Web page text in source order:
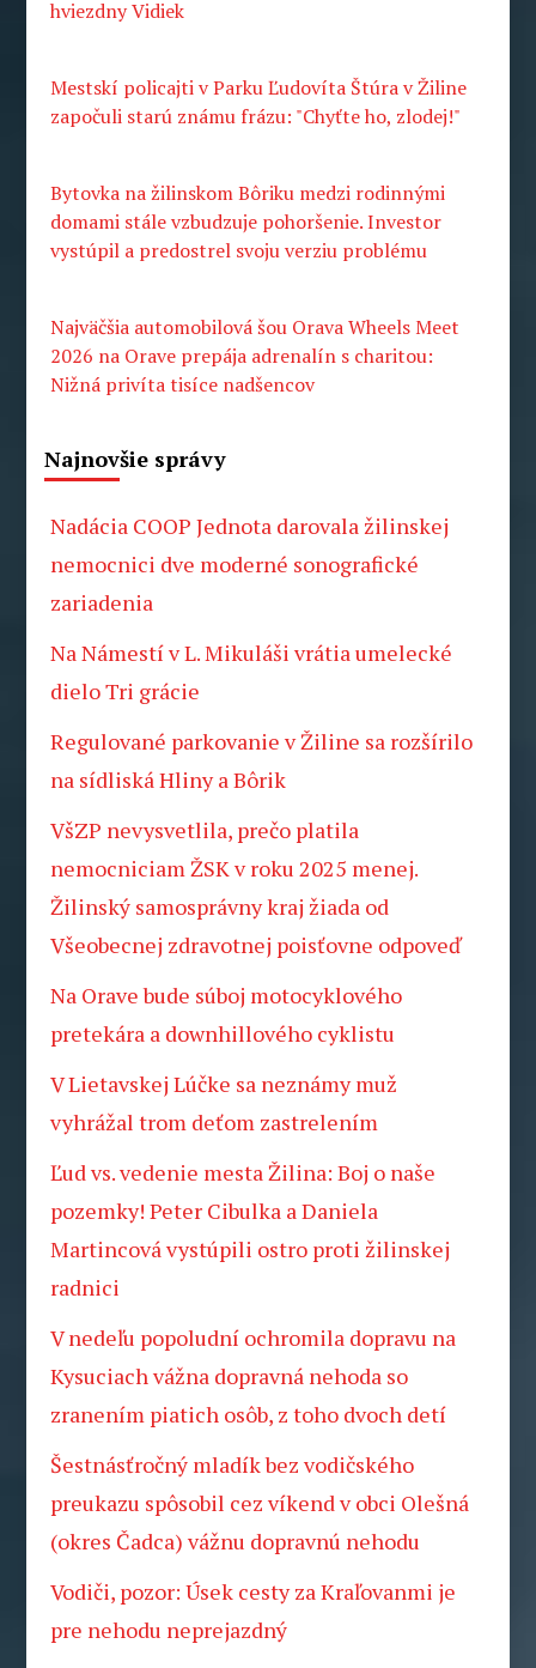
hviezdny Vidiek
Mestskí policajti v Parku Ľudovíta Štúra v Žiline
započuli starú známu frázu: "Chyťte ho, zlodej!"
Bytovka na žilinskom Bôriku medzi rodinnými
domami stále vzbudzuje pohoršenie. Investor
vystúpil a predostrel svoju verziu problému
Najväčšia automobilová šou Orava Wheels Meet
2026 na Orave prepája adrenalín s charitou:
Nižná privíta tisíce nadšencov
Najnovšie správy
Nadácia COOP Jednota darovala žilinskej
nemocnici dve moderné sonografické
zariadenia
Na Námestí v L. Mikuláši vrátia umelecké
dielo Tri grácie
Regulované parkovanie v Žiline sa rozšírilo
na sídliská Hliny a Bôrik
VšZP nevysvetlila, prečo platila
nemocniciam ŽSK v roku 2025 menej.
Žilinský samosprávny kraj žiada od
Všeobecnej zdravotnej poisťovne odpoveď
Na Orave bude súboj motocyklového
pretekára a downhillového cyklistu
V Lietavskej Lúčke sa neznámy muž
vyhrážal trom deťom zastrelením
Ľud vs. vedenie mesta Žilina: Boj o naše
pozemky! Peter Cibulka a Daniela
Martincová vystúpili ostro proti žilinskej
radnici
V nedeľu popoludní ochromila dopravu na
Kysuciach vážna dopravná nehoda so
zranením piatich osôb, z toho dvoch detí
Šestnásťročný mladík bez vodičského
preukazu spôsobil cez víkend v obci Olešná
(okres Čadca) vážnu dopravnú nehodu
Vodiči, pozor: Úsek cesty za Kraľovanmi je
pre nehodu neprejazdný